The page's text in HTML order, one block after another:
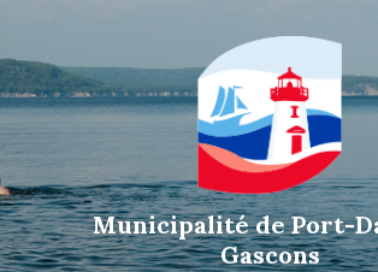
Municipalité de Port-
Gascons